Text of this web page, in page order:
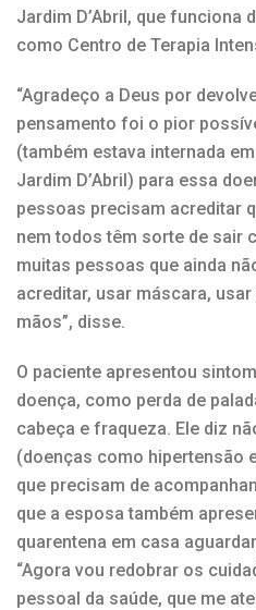
Jardim D’Abril, que funciona
como Centro de Terapia
“Agradeço a Deus por
pensamento foi o pior
(também estava internada
Jardim D’Abril) para essa
pessoas precisam acreditar
nem todos têm sorte de sair
muitas pessoas que ainda
acreditar, usar máscara,
mãos”, disse.
O paciente apresentou
doença, como perda de
cabeça e fraqueza. Ele diz
(doenças como hipertensão
que precisam de
que a esposa também
quarentena em casa
“Agora vou redobrar os
pessoal da saúde, que me